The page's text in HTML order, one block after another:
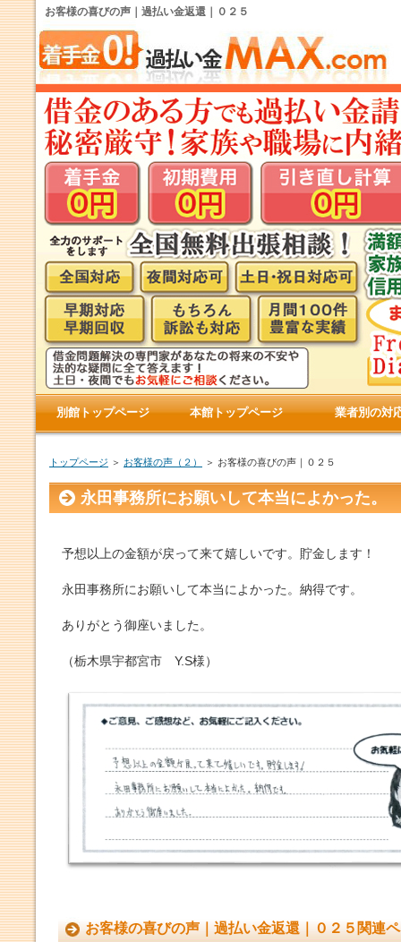
お客様の喜びの声｜過払い金返還｜０２５
トップページ ＞ お客様の声（２） ＞ お客様の喜びの声｜０２５
永田事務所にお願いして本当によかった。
予想以上の金額が戻って来て嬉しいです。貯金します！
永田事務所にお願いして本当によかった。納得です。
ありがとう御座いました。
（栃木県宇都宮市 Y.S様）
お客様の喜びの声｜過払い金返還｜０２５関連
別館トップページ 本館トップページ 業者別の対